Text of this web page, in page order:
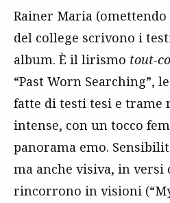
Rainer Maria (omettendo
del college scrivono i
album. È il lirismo tout-
“Past Worn Searching”,
fatte di testi tesi e trame
intense, con un tocco
panorama emo.
ma anche visiva, in versi
rincorrono in visioni